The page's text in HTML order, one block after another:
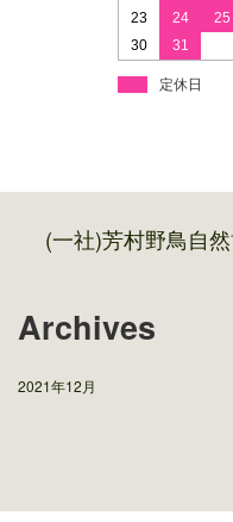
23
24 25
30
31
定休日
(一社)芳村野鳥自
Archives
2021年12月